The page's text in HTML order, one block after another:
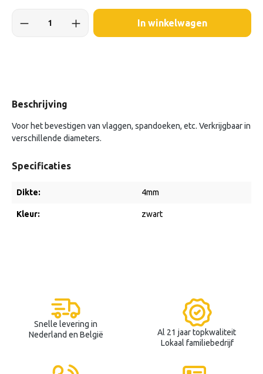
In winkelwagen
Beschrijving
Voor het bevestigen van vlaggen, spandoeken, etc. Verkrijgbaar in
verschillende diameters.
Specificaties
Dikte: 4mm
Kleur: zwart
Snelle levering in
Nederland en België
Al 21 jaar topkwaliteit
Lokaal familiebedrijf